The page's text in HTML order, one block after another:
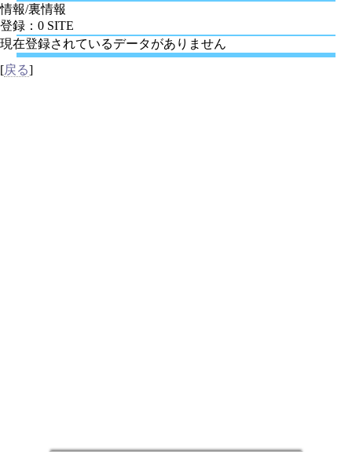
情報/裏情報
登録：0 SITE
現在登録されているデータがありません
[戻る]